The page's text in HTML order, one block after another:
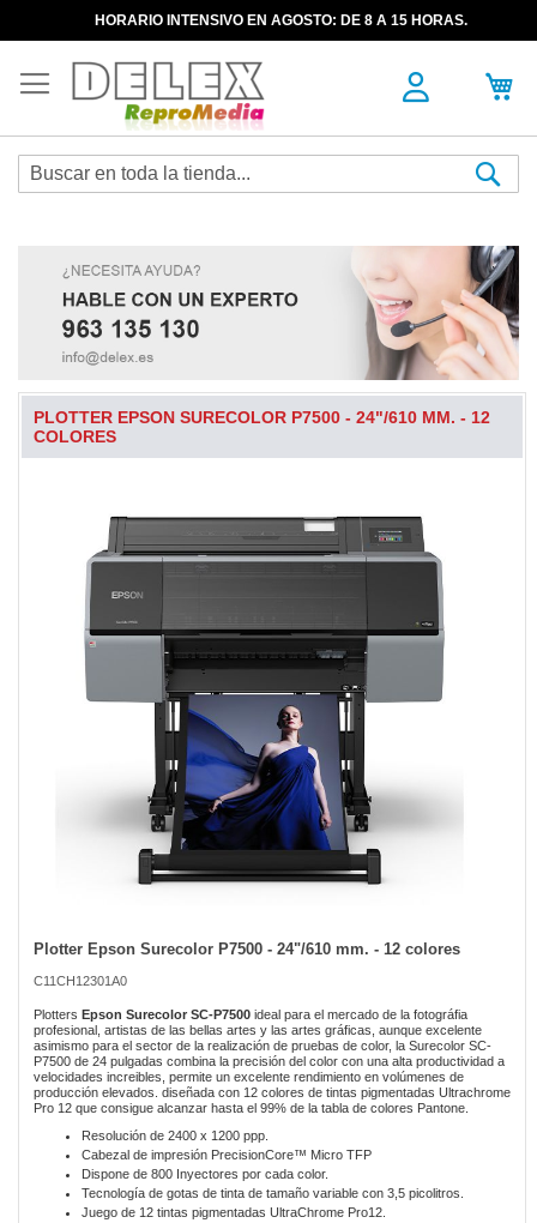
HORARIO INTENSIVO EN AGOSTO: DE 8 A 15 HORAS.
PLOTTER EPSON SURECOLOR P7500 - 24"/610 MM. - 12
COLORES
Plotter Epson Surecolor P7500 - 24"/610 mm. - 12 colores
C11CH12301A0
Plotters Epson Surecolor SC-P7500 ideal para el mercado de la fotográfia
profesional, artistas de las bellas artes y las artes gráficas, aunque excelente
asimismo para el sector de la realización de pruebas de color, la Surecolor SC-
P7500 de 24 pulgadas combina la precisión del color con una alta productividad a
velocidades increibles, permite un excelente rendimiento en volúmenes de
producción elevados. diseñada con 12 colores de tintas pigmentadas Ultrachrome
Pro 12 que consigue alcanzar hasta el 99% de la tabla de colores Pantone.
Resolución de 2400 x 1200 ppp.
Cabezal de impresión PrecisionCore™ Micro TFP
Dispone de 800 Inyectores por cada color.
Tecnología de gotas de tinta de tamaño variable con 3,5 picolitros.
Juego de 12 tintas pigmentadas UltraChrome Pro12.
Skip
the
beginning
the
images
gallery